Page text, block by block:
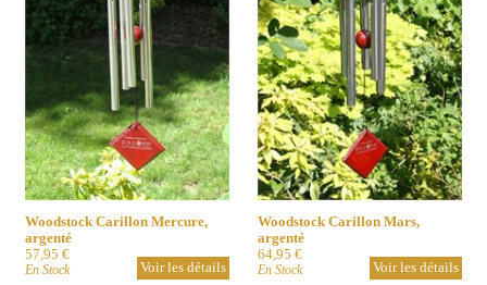
Woodstock Carillon Mercure,
argenté
57,95 €
En Stock Voir les détails
Woodstock Carillon Mars,
argenté
64,95 €
En Stock Voir les détails